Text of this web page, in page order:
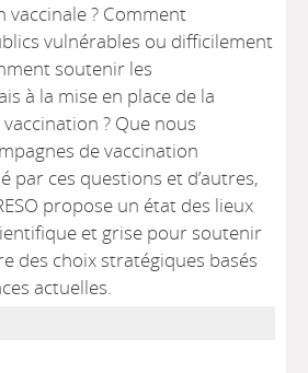
vaccinale ? Comment
vulnérables ou difficilement
soutenir les
à la mise en place de la
? Que nous
de vaccination
par ces questions et d’autres,
propose un état des lieux
et grise pour soutenir
des choix stratégiques basés
actuelles.